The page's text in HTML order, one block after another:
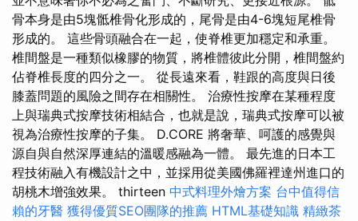
骨本身是由5塊骶椎骨化形成的，尾骨是由4-6塊短尾椎骨
形成的。 這些骨頭融合在一起，使脊椎更加穩定和承重。
椎間盤是一種類似橡膠的物質，將椎體彼此分開，椎間盤約
佔脊椎長度的四分之一。 從長遠來看，鞋跟的高度與日後
膝蓋問題的風險之間存在相關性。 治療性按摩在某種程度
上與瑞典式按摩技術相結合，也就是說，瑞典式按摩可以被
視為治療性按摩的子集。 D.CORE 將奢華、呵護的感覺與
源自與自然深厚連結的溫暖感融為一體。 最先進的日本工
程技術融入有機設計之中，並採用從美國佛羅裡達州進口的
胡桃木增強效果。 thirteen 中式料理外燴方案 台中值得信
賴的牙醫 獲得優質SEO團隊的推薦 HTML基礎知識 精緻茶